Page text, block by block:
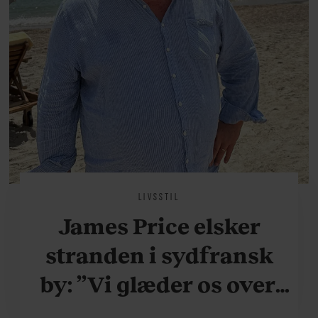
LIVSSTIL
James Price elsker
stranden i sydfransk
by: ”Vi glæder os over,